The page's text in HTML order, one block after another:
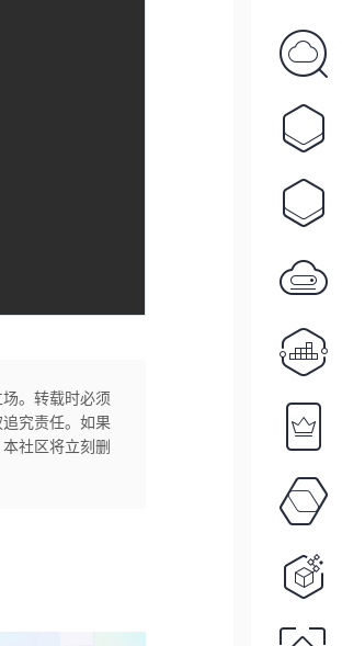
。转载时必须
究责任。如果
社区将立刻删